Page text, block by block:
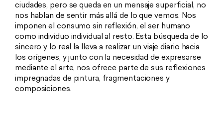
ciudades, pero se queda en un mensaje superficial, no
nos hablan de sentir más allá de lo que vemos. Nos
imponen el consumo sin reflexión, el ser humano
como individuo individual al resto. Esta búsqueda de lo
sincero y lo real la lleva a realizar un viaje diario hacia
los orígenes, y junto con la necesidad de expresarse
mediante el arte, nos ofrece parte de sus reflexiones
impregnadas de pintura, fragmentaciones y
composiciones.